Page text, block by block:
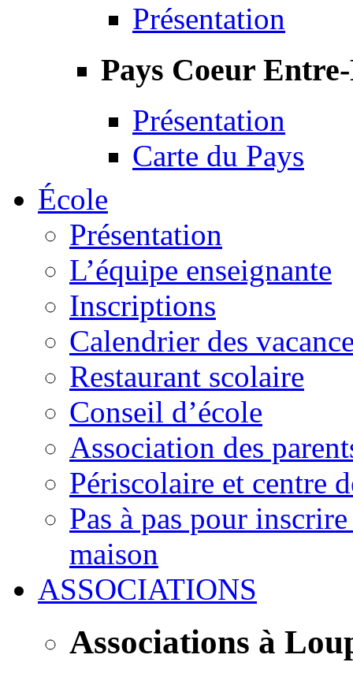
Présentation
Pays Coeur
Présentation
Carte du Pays
École
Présentation
L’équipe enseignante
Inscriptions
Calendrier des
Restaurant scolaire
Conseil d’école
Association des
Périscolaire et centre
Pas à pas pour
maison
ASSOCIATIONS
Associations à